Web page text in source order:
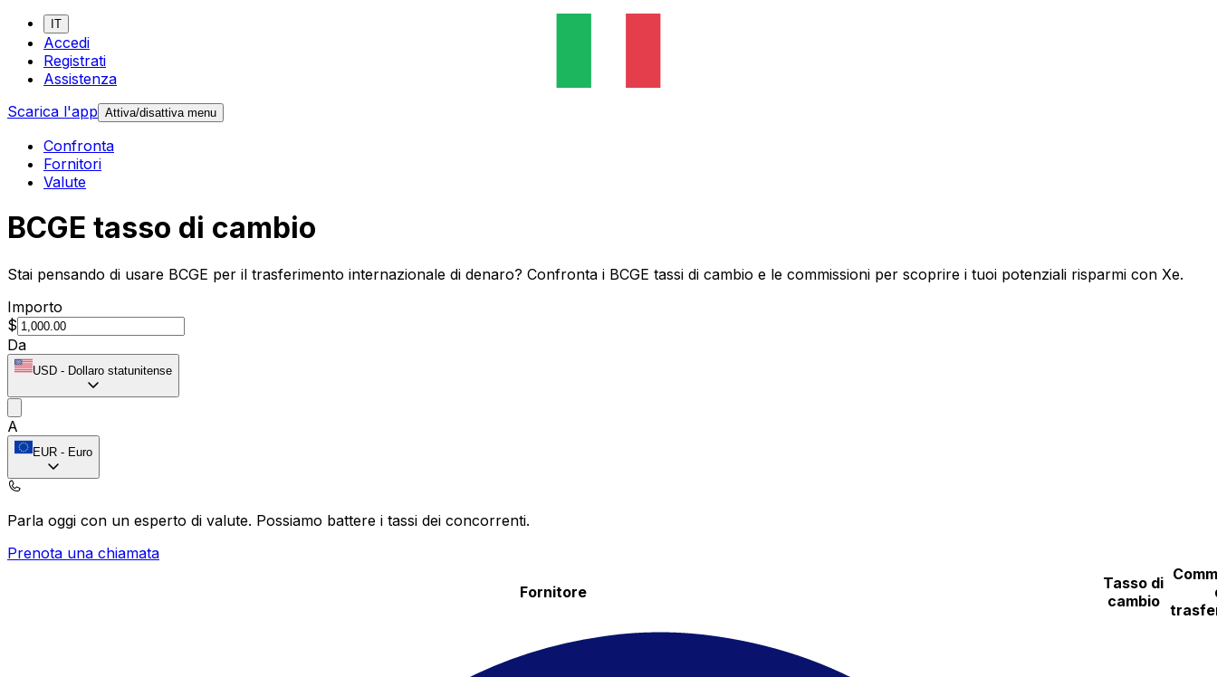
IT
Accedi
Registrati
Assistenza
Scarica l'app Attiva/disattiva menu
Confronta
Fornitori
Valute
BCGE tasso di cambio
Stai pensando di usare BCGE per il trasferimento internazionale di denaro? Confronta i BCGE tassi di cambio e le commissioni per scoprire i tuoi potenziali risparmi con Xe.
Importo
$
Da
USD - Dollaro statunitense
A
EUR - Euro
Parla oggi con un esperto di valute. Possiamo battere i tassi dei concorrenti.
Prenota una chiamata
Fornitore
Tasso di
cambio